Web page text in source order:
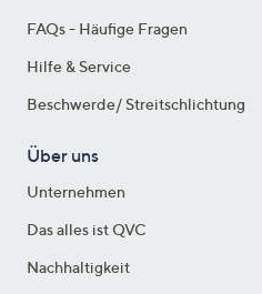
FAQs - Häufige Fragen
Hilfe & Service
Beschwerde/ Streitschlichtung
Über uns
Unternehmen
Das alles ist QVC
Nachhaltigkeit